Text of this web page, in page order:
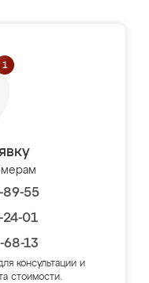
89-55
01
13
консультации и
стоимости.